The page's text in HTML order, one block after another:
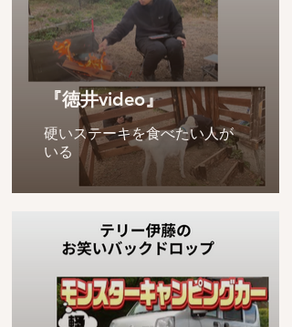
『徳井video』
硬いステーキを食べたい人が
いる